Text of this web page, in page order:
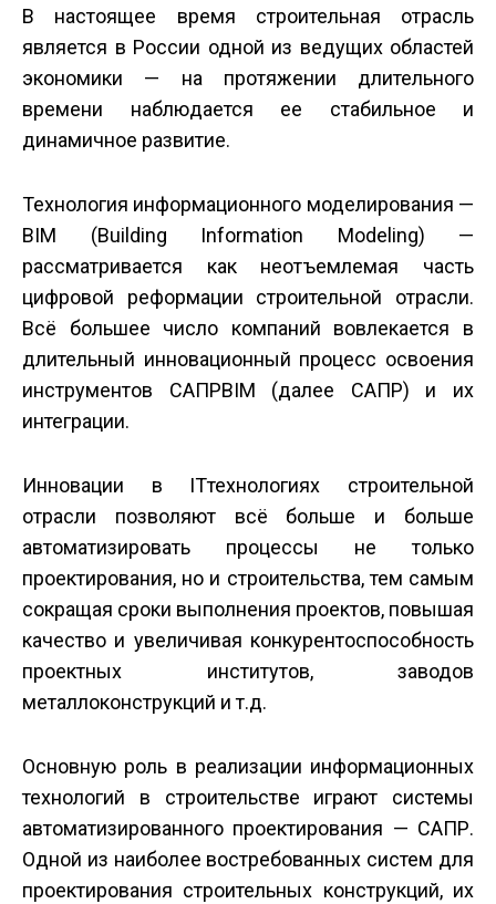
В настоящее время строительная отрасль
является в России одной из ведущих областей
экономики — на протяжении длительного
времени наблюдается ее стабильное и
динамичное развитие.
Технология информационного моделирования —
BIM (Building Information Modeling) —
рассматривается как неотъемлемая часть
цифровой реформации строительной отрасли.
Всё большее число компаний вовлекается в
длительный инновационный процесс освоения
инструментов САПР­BIM (далее САПР) и их
интеграции.
Инновации в IT­технологиях строительной
отрасли позволяют всё больше и больше
автоматизировать процессы не только
проектирования, но и строительства, тем самым
сокращая сроки выполнения проектов, повышая
качество и увеличивая конкурентоспособность
проектных институтов, заводов
металлоконструкций и т.д.
Основную роль в реализации информационных
технологий в строительстве играют системы
автоматизированного проектирования — САПР.
Одной из наиболее востребованных систем для
проектирования строительных конструкций, их